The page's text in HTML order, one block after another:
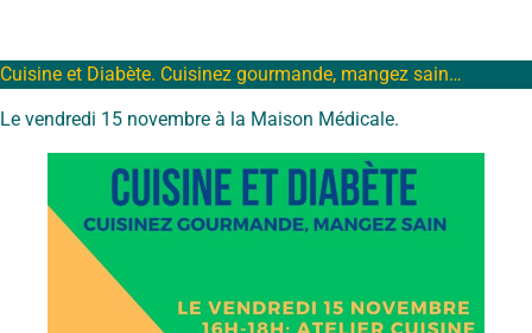
Cuisine et Diabète. Cuisinez gourmande, mangez sain…
Le vendredi 15 novembre à la Maison Médicale.